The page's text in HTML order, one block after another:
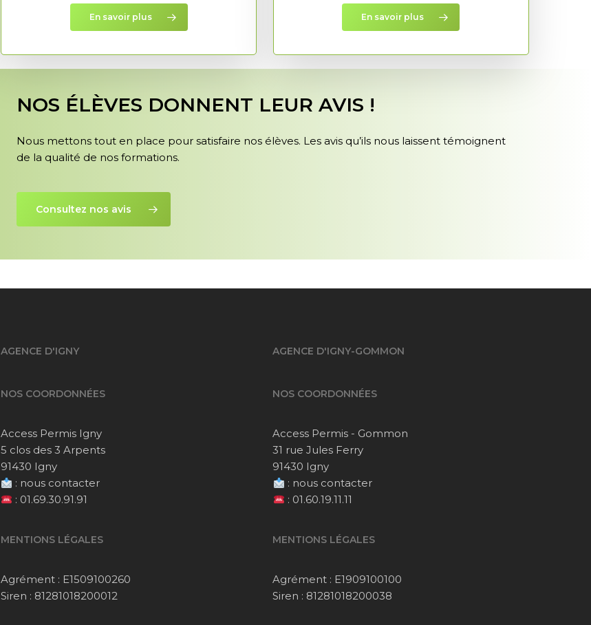
En savoir plus En savoir plus
NOS ÉLÈVES DONNENT LEUR AVIS !
Nous mettons tout en place pour satisfaire nos élèves. Les avis qu’ils nous laissent témoignent
de la qualité de nos formations.
Consultez nos avis
AGENCE D'IGNY
NOS COORDONNÉES
Access Permis Igny
5 clos des 3 Arpents
91430 Igny
: nous contacter
: 01.69.30.91.91
MENTIONS LÉGALES
Agrément : E1509100260
Siren : 81281018200012
AGENCE D'IGNY-GOMMON
NOS COORDONNÉES
Access Permis - Gommon
31 rue Jules Ferry
91430 Igny
: nous contacter
: 01.60.19.11.11
MENTIONS LÉGALES
Agrément : E1909100100
Siren : 81281018200038